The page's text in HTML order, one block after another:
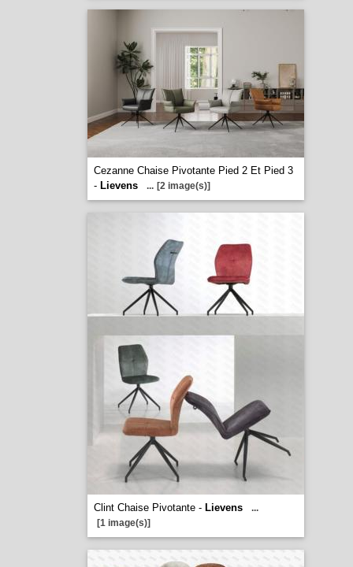
Cezanne Chaise Pivotante Pied 2 Et Pied 3
- Lievens ... [2 image(s)]
Clint Chaise Pivotante - Lievens
...
[1 image(s)]